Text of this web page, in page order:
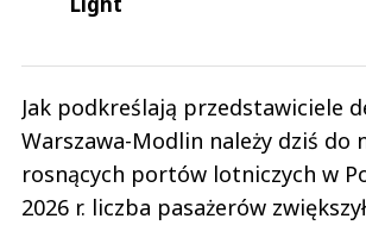
Jak podkreślają przedstawiciele
Warszawa-Modlin należy dziś do
rosnących portów lotniczych w
2026 r. liczba pasażerów